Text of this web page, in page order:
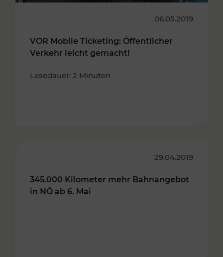
06.05.2019
VOR Mobile Ticketing: Öffentlicher
Verkehr leicht gemacht!
Lesedauer: 2 Minuten
29.04.2019
345.000 Kilometer mehr Bahnangebot
in NÖ ab 6. Mai